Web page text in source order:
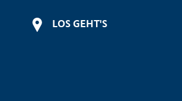
LOS GEHT'S